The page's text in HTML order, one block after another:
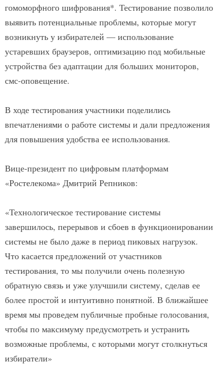
гомоморфного шифрования*. Тестирование позволило
выявить потенциальные проблемы, которые могут
возникнуть у избирателей — использование
устаревших браузеров, оптимизацию под мобильные
устройства без адаптации для больших мониторов,
смс-оповещение.
В ходе тестирования участники поделились
впечатлениями о работе системы и дали предложения
для повышения удобства ее использования.
Вице-президент по цифровым платформам
«Ростелекома» Дмитрий Репников:
«Технологическое тестирование системы
завершилось, перерывов и сбоев в функционировании
системы не было даже в период пиковых нагрузок.
Что касается предложений от участников
тестирования, то мы получили очень полезную
обратную связь и уже улучшили систему, сделав ее
более простой и интуитивно понятной. В ближайшее
время мы проведем публичные пробные голосования,
чтобы по максимуму предусмотреть и устранить
возможные проблемы, с которыми могут столкнуться
избиратели»